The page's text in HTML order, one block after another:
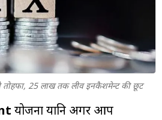
तोहफा, 25 लाख तक लीव इनकैशमेन्ट की छूट
योजना यानि अगर आप